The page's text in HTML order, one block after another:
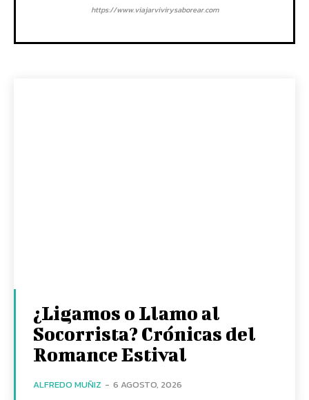
https://www.viajarvivirysaborear.com
¿Ligamos o Llamo al
Socorrista? Crónicas del
Romance Estival
ALFREDO MUÑIZ - 6 AGOSTO, 2026